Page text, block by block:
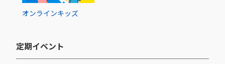
オンラインキッズ
定期イベント​